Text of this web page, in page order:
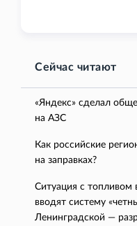
Сейчас читают
«Яндекс» сделал
на АЗС
Как российские
на заправках?
Ситуация с топливом
вводят систему
Ленинградской —